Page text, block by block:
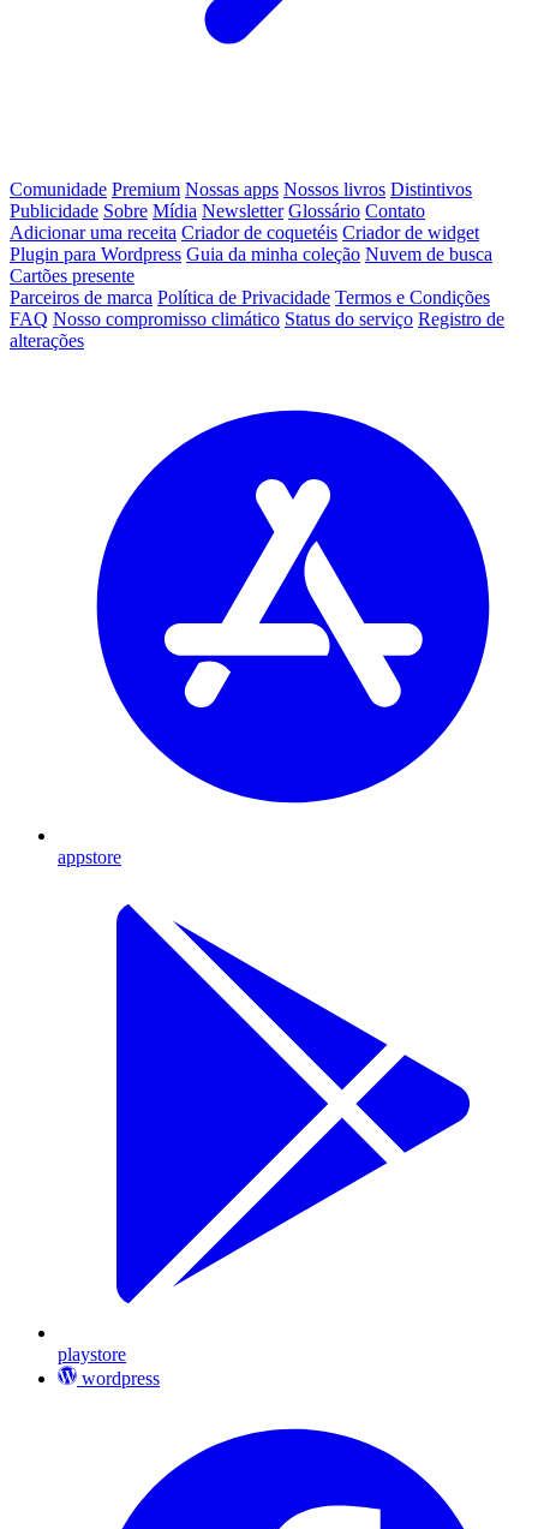
Comunidade Premium Nossas apps Nossos livros Distintivos
Publicidade Sobre Mídia Newsletter Glossário Contato
Adicionar uma receita Criador de coquetéis Criador de widget
Plugin para Wordpress Guia da minha coleção Nuvem de busca
Cartões presente
Parceiros de marca Política de Privacidade Termos e Condições
FAQ Nosso compromisso climático Status do serviço Registro de
alterações
appstore
playstore
wordpress